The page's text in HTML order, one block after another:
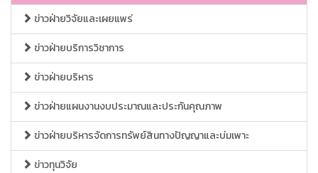
ข่าวฝ่ายวิจัยและเผยแพร่
ข่าวฝ่ายบริการวิชาการ
ข่าวฝ่ายบริหาร
ข่าวฝ่ายแผนงานงบประมาณและประกันคุณภาพ
ข่าวฝ่ายบริหารจัดการทรัพย์สินทางปัญญาและบ่มเพาะ
ข่าวทุนวิจัย